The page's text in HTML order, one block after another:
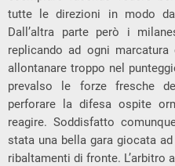
tutte le direzioni in modo
Dall’altra parte però i
replicando ad ogni
allontanare troppo nel
prevalso le forze fresche
perforare la difesa ospite
reagire. Soddisfatto
stata una bella gara giocata
ribaltamenti di fronte. L’arbitro